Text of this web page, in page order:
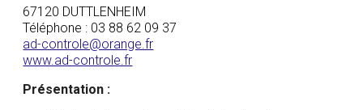
67120 DUTTLENHEIM
Téléphone : 03 88 62 09 37
ad-controle@orange.fr
www.ad-controle.fr
Présentation :